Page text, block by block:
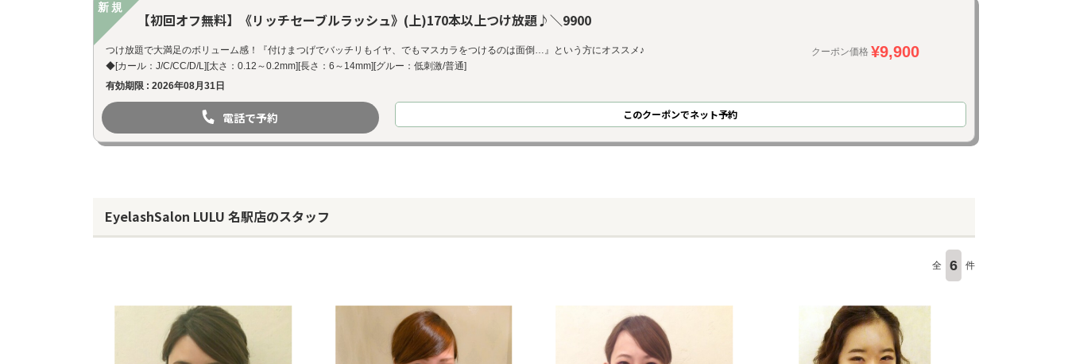
新規
【初回オフ無料】《リッチセーブルラッシュ》(上)170本以上つけ放題♪＼9900
つけ放題で大満足のボリューム感！『付けまつげでバッチリもイヤ、でもマスカラをつけるのは面倒…』という方にオススメ♪
◆[カール：J/C/CC/D/L][太さ：0.12～0.2mm][長さ：6～14mm][グルー：低刺激/普通]
有効期限 : 2026年08月31日
クーポン価格 ¥9,900
電話で予約 このクーポンでネット予約
EyelashSalon LULU 名駅店のスタッフ
全 6 件